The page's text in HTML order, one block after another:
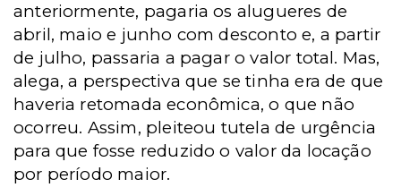
anteriormente, pagaria os alugueres de
abril, maio e junho com desconto e, a partir
de julho, passaria a pagar o valor total. Mas,
alega, a perspectiva que se tinha era de que
haveria retomada econômica, o que não
ocorreu. Assim, pleiteou tutela de urgência
para que fosse reduzido o valor da locação
por período maior.